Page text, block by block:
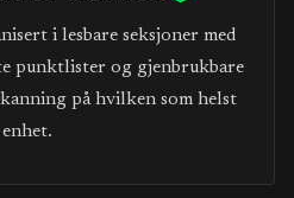
i lesbare seksjoner med
punktlister og gjenbrukbare
på hvilken som helst
enhet.